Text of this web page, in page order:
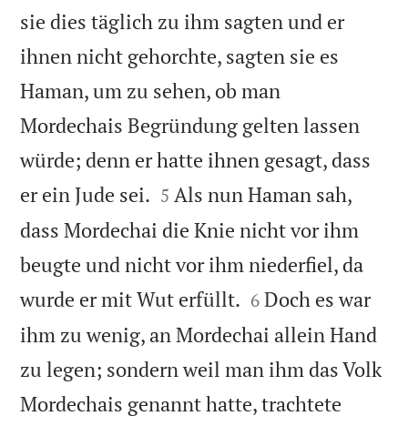
sie dies täglich zu ihm sagten und er
ihnen nicht gehorchte, sagten sie es
Haman, um zu sehen, ob man
Mordechais Begründung gelten lassen
würde; denn er hatte ihnen gesagt, dass
er ein Jude sei. 

5 Als nun Haman sah,
dass Mordechai die Knie nicht vor ihm
beugte und nicht vor ihm niederfiel, da
wurde er mit Wut erfüllt. 

6 Doch es war
ihm zu wenig, an Mordechai allein Hand
zu legen; sondern weil man ihm das Volk
Mordechais genannt hatte, trachtete